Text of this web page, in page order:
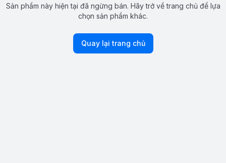
Sản phẩm này hiện tại đã ngừng bán. Hãy trở về trang chủ để lựa
chọn sản phẩm khác.
Quay lại trang chủ